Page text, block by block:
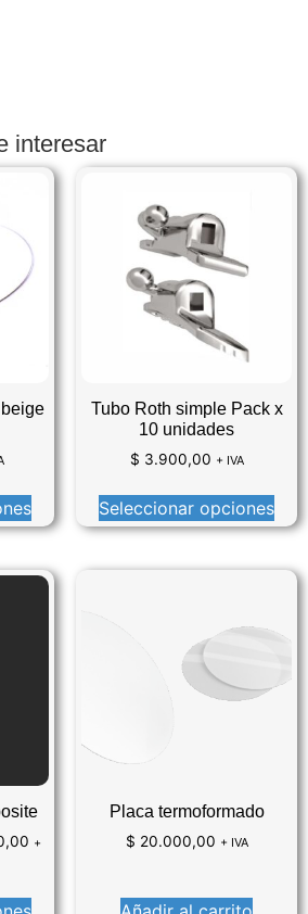
interesar
Tubo Roth simple Pack x
10 unidades
$ 3.900,00 + IVA
Seleccionar opciones
+
Placa termoformado
$ 20.000,00 + IVA